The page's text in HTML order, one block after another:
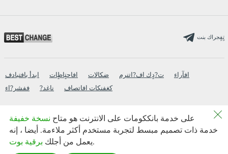
على خدمة بانككومات على الانترنت هو متاح نسخة خفيفة
خدمة ذات تصميم مبسط لتجربة مستخدم أكثر ملاءمة. أيضا ، إنه
يعمل من أجلك برقية بوت .
تٍفٍجراك بنت
ابدأ بافتبادف افاحتٍاظٍات ضكالات ت?دٍك اف?اتنرم
افآراء
ففشر?اء
?ناغد كغفنكات افاتصاف
ويكي سياسة افأسئفة افشائغة
خرٍظة افكن?غ
افبحث
أخبار AML نسخة خفيفةnew